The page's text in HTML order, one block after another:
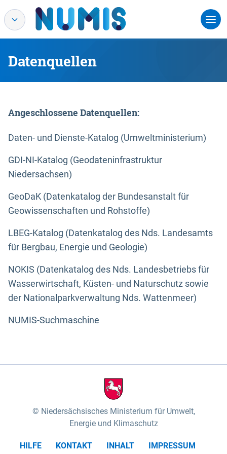
Datenquellen
Angeschlossene Datenquellen:
Daten- und Dienste-Katalog (Umweltministerium)
GDI-NI-Katalog (Geodateninfrastruktur
Niedersachsen)
GeoDaK (Datenkatalog der Bundesanstalt für
Geowissenschaften und Rohstoffe)
LBEG-Katalog (Datenkatalog des Nds. Landesamts
für Bergbau, Energie und Geologie)
NOKIS (Datenkatalog des Nds. Landesbetriebs für
Wasserwirtschaft, Küsten- und Naturschutz sowie
der Nationalparkverwaltung Nds. Wattenmeer)
NUMIS-Suchmaschine
Niedersächsisches Ministerium für Umwelt,
Energie und Klimaschutz
HILFE KONTAKT INHALT
IMPRESSUM